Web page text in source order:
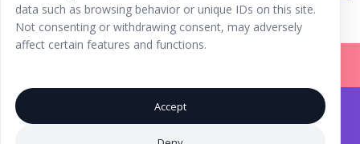
data such as browsing behavior or unique IDs on this site.
Not consenting or withdrawing consent, may adversely
affect certain features and functions.
Accept
Iniciar Sesión | Registrarse |
Copyright © 2026Ibiza Fun Family. Todos los derechos